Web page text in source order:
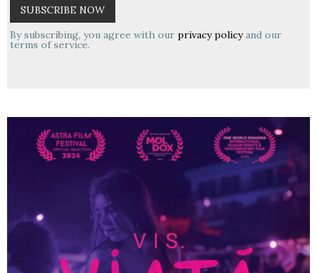
By subscribing, you agree with our privacy policyand our
terms of service.